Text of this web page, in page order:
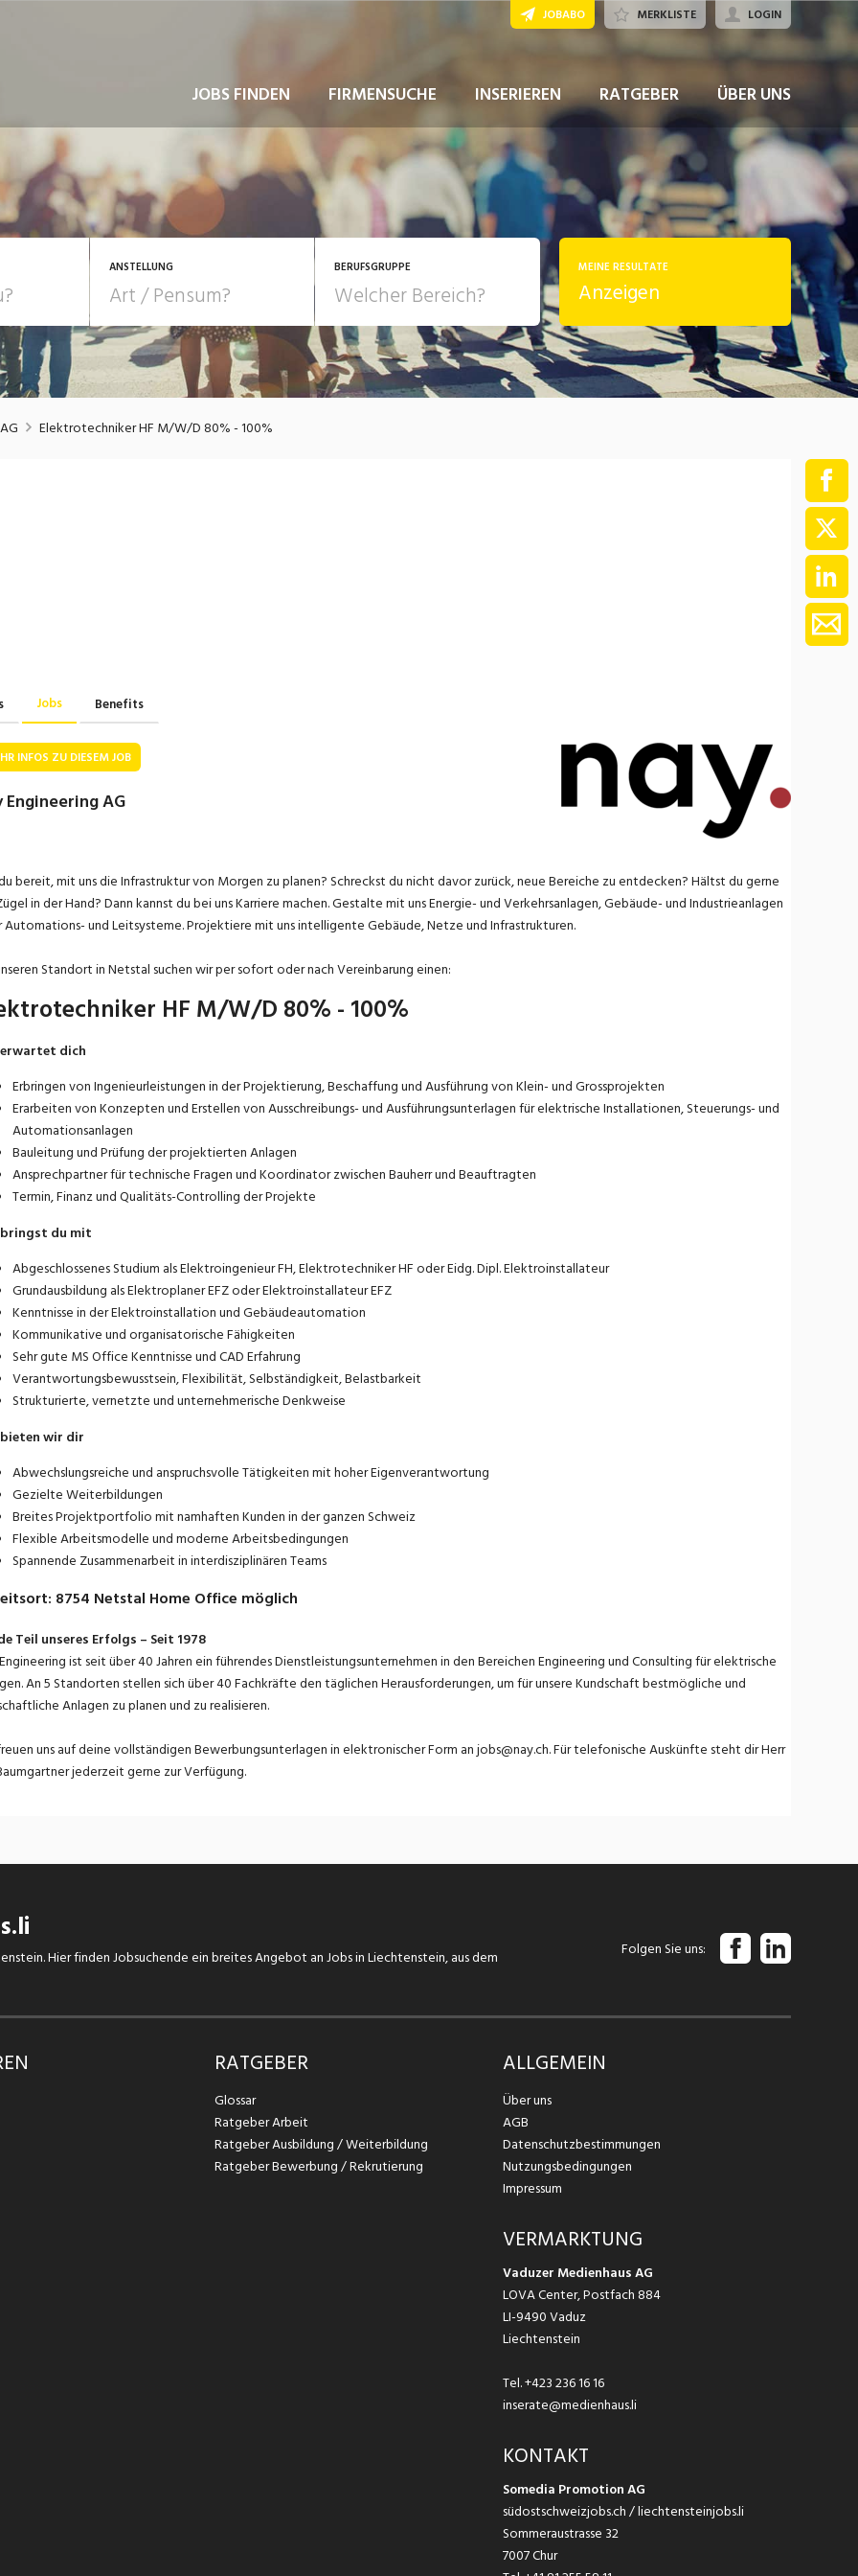
JOBS FINDEN FIRMENSUCHE INSERIEREN RATGEBER ÜBER UNS
JOBABO MERKLISTE LOGIN
ANSTELLUNG
10-100%Pensum
Temporär (befristet)
POSITION
BERUFSGRUPPE
Handwerk, Elektro Bildung, Kunst, Design, Soziale
Berufe, Sport
Human Resources
Handel, Kundenberatung,
MEINE RESULTATE
Anzeigen
Elektrotechniker HF M/W/D 80% - 100%
JETZT BEWERBEN
Jobs Benefits
INFOS ZU DIESEM JOB
Engineering AG
bereit, mit uns die Infrastruktur von Morgen zu planen? Schreckst du nicht davor zurück, neue Bereiche zu entdecken? Hältst du gerne
in der Hand? Dann kannst du bei uns Karriere machen. Gestalte mit uns Energie- und Verkehrsanlagen, Gebäude- und Industrieanlagen
und Leitsysteme. Projektiere mit uns intelligente Gebäude, Netze und Infrastrukturen.
Standort in Netstal suchen wir per sofort oder nach Vereinbarung einen:
HF M/W/D 80% - 100%
dich
Erbringen von Ingenieurleistungen in der Projektierung, Beschaffung und Ausführung von Klein- und Grossprojekten
Erarbeiten von Konzepten und Erstellen von Ausschreibungs- und Ausführungsunterlagen für elektrische Installationen, Steuerungs- und
Automationsanlagen
Bauleitung und Prüfung der projektierten Anlagen
Ansprechpartner für technische Fragen und Koordinator zwischen Bauherr und Beauftragten
Termin, Finanz und Qualitäts-Controlling der Projekte
du mit
Abgeschlossenes Studium als Elektroingenieur FH, Elektrotechniker HF oder Eidg. Dipl. Elektroinstallateur
Grundausbildung als Elektroplaner EFZ oder Elektroinstallateur EFZ
Kenntnisse in der Elektroinstallation und Gebäudeautomation
Kommunikative und organisatorische Fähigkeiten
Sehr gute MS Office Kenntnisse und CAD Erfahrung
Verantwortungsbewusstsein, Flexibilität, Selbständigkeit, Belastbarkeit
Strukturierte, vernetzte und unternehmerische Denkweise
wir dir
Abwechslungsreiche und anspruchsvolle Tätigkeiten mit hoher Eigenverantwortung
Gezielte Weiterbildungen
Breites Projektportfolio mit namhaften Kunden in der ganzen Schweiz
Flexible Arbeitsmodelle und moderne Arbeitsbedingungen
Spannende Zusammenarbeit in interdisziplinären Teams
: 8754 Netstal Home Office möglich
Teil unseres Erfolgs – Seit 1978
ist seit über 40 Jahren ein führendes Dienstleistungsunternehmen in den Bereichen Engineering und Consulting für elektrische
An 5 Standorten stellen sich über 40 Fachkräfte den täglichen Herausforderungen, um für unsere Kundschaft bestmögliche und
Anlagen zu planen und zu realisieren.
uns auf deine vollständigen Bewerbungsunterlagen in elektronischer Form anjobs@nay.ch. Für telefonische Auskünfte steht dir Herr
jederzeit gerne zur Verfügung.
Hier finden Jobsuchende ein breites Angebot an Jobs in Liechtenstein, aus dem
Folgen Sie uns
RATGEBER
Glossar
Ratgeber Arbeit
Ratgeber Ausbildung / Weiterbildung
Ratgeber Bewerbung / Rekrutierung
ALLGEMEIN
Über uns
AGB
Datenschutzbestimmungen
Nutzungsbedingungen
Impressum
VERMARKTUNG
Vaduzer Medienhaus AG
LOVA Center, Postfach 884
LI-9490 Vaduz
Liechtenstein
Tel.+423 236 16 16
inserate@medienhaus.li
KONTAKT
Somedia Promotion AG
südostschweizjobs.ch / liechtensteinjobs.li
Sommeraustrasse 32
7007 Chur